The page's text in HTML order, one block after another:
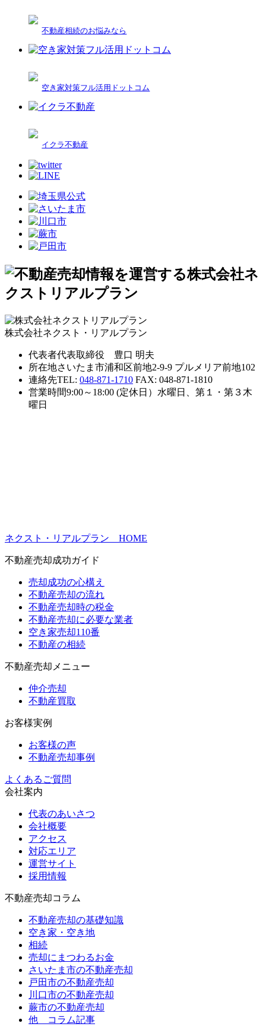
不動産相続のお悩みなら
空き家対策フル活用ドットコム
イクラ不動産
株式会社ネクスト・リアルプラン
代表者代表取締役 豊口 明夫
所在地さいたま市浦和区前地2-9-9 プルメリア前地102
連絡先TEL: 048-871-1710 FAX: 048-871-1810
営業時間9:00～18:00 (定休日）水曜日、第１・第３木
曜日
ネクスト・リアルプラン HOME
不動産売却成功ガイド
売却成功の心構え
不動産売却の流れ
不動産売却時の税金
不動産売却に必要な業者
空き家売却110番
不動産の相続
不動産売却メニュー
仲介売却
不動産買取
お客様実例
お客様の声
不動産売却事例
よくあるご質問
会社案内
代表のあいさつ
会社概要
アクセス
対応エリア
運営サイト
採用情報
不動産売却コラム
不動産売却の基礎知識
空き家・空き地
相続
売却にまつわるお金
さいたま市の不動産売却
戸田市の不動産売却
川口市の不動産売却
蕨市の不動産売却
他 コラム記事